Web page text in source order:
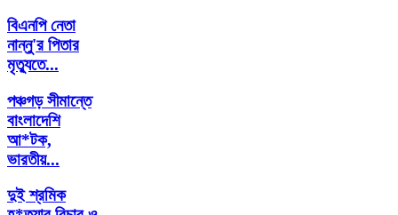
বিএনপি নেতা
নান্নু'র পিতার
মৃত্যুতে...
পঞ্চগড় সীমান্তে
বাংলাদেশি
আ*টক,
ভারতীয়...
দুই শ্রমিক